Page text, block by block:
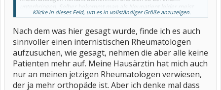
unterbringen. Selber bekommt man als Neupatient leider meist
erst in vielen Monaten einen Termin oder gar nicht.
Vielleicht kann dir der orthopädische Rheumatologe auch behilflich
sein, damit du doch noch zu einem internistischen Rheumatologen
kommst.
Klicke in dieses Feld, um es in vollständiger Größe anzuzeigen.
Nach dem was hier gesagt wurde, finde ich es auch
sinnvoller einen internistischen Rheumatologen
aufzusuchen, wie gesagt, nehmen die aber alle keine
Patienten mehr auf. Meine Hausärztin hat mich auch
nur an meinen jetzigen Rheumatologen verwiesen,
der ja mehr orthopäde ist. Aber ich denke mal dass